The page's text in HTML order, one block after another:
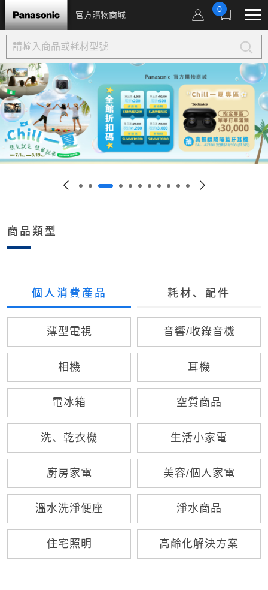
官方購物商城
0
商品類型
個人消費產品 耗材、配件
薄型電視 音響/收錄音機
相機 耳機
電冰箱 空質商品
洗、乾衣機 生活小家電
廚房家電 美容/個人家電
溫水洗淨便座 淨水商品
住宅照明 高齡化解決方案